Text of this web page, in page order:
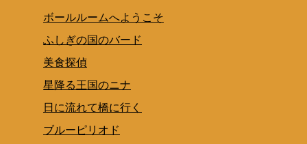
ボールルームへようこそ
ふしぎの国のバード
美食探偵
星降る王国のニナ
日に流れて橋に行く
ブルーピリオド